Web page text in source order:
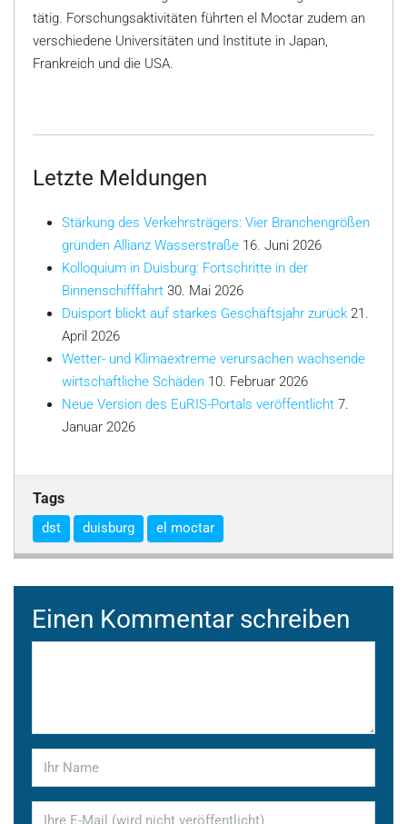
tätig. Forschungsaktivitäten führten el Moctar zudem an
verschiedene Universitäten und Institute in Japan,
Frankreich und die USA.
Letzte Meldungen
Stärkung des Verkehrsträgers: Vier Branchengrößen
gründen Allianz Wasserstraße 16. Juni 2026
Kolloquium in Duisburg: Fortschritte in der
Binnenschifffahrt 30. Mai 2026
Duisport blickt auf starkes Geschäftsjahr zurück 21.
April 2026
Wetter- und Klimaextreme verursachen wachsende
wirtschaftliche Schäden 10. Februar 2026
Neue Version des EuRIS-Portals veröffentlicht 7.
Januar 2026
Tags
dst duisburg el moctar
Einen Kommentar schreiben